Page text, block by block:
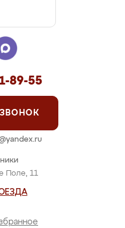
Поле, 11
89-55